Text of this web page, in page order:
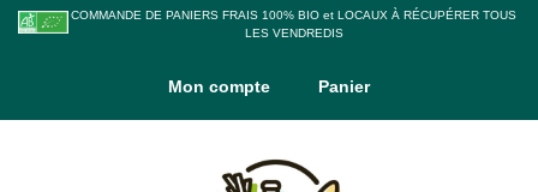
COMMANDE DE PANIERS FRAIS 100% BIO et LOCAUX À RÉCUPÉRER TOUS
LES VENDREDIS
Mon compte Panier